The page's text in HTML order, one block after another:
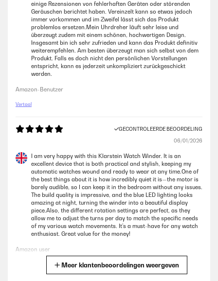
einige Rezensionen von fehlerhaften Geräten oder störenden
Geräuschen berichtet haben. Vereinzelt kann so etwas jedoch
immer vorkommen und im Zweifel lässt sich das Produkt
problemlos ersetzen.Mein Uhrdreher läuft sehr leise und
überzeugt zudem mit einem schönen, hochwertigen Design.
Insgesamt bin ich sehr zufrieden und kann das Produkt definitiv
weiterempfehlen. Am besten überzeugt man sich selbst von dem
Produkt. Falls es doch nicht den persönlichen Vorstellungen
entspricht, kann es jederzeit unkompliziert zurückgeschickt
werden.
Amazon-Benutzer
Vertaal
GECONTROLEERDE BEOORDELING
06/01/2026
I am very happy with this Klarstein Watch Winder. It is an
excellent device that is both practical and stylish, keeping my
automatic watches wound and ready to wear at any time.One of
the best things about it is how incredibly quiet it is—the motor is
barely audible, so I can keep it in the bedroom without any issues.
The build quality is impressive, and the blue LED lighting looks
amazing at night, turning the winder into a beautiful display
piece.Also, the different rotation settings are perfect, as they
allow me to adjust the turns per day to match the specific needs
of my various watch movements. It’s a must-have for any watch
enthusiast. Great value for the money!
Amazon user
Meer klantenbeoordelingen weergeven